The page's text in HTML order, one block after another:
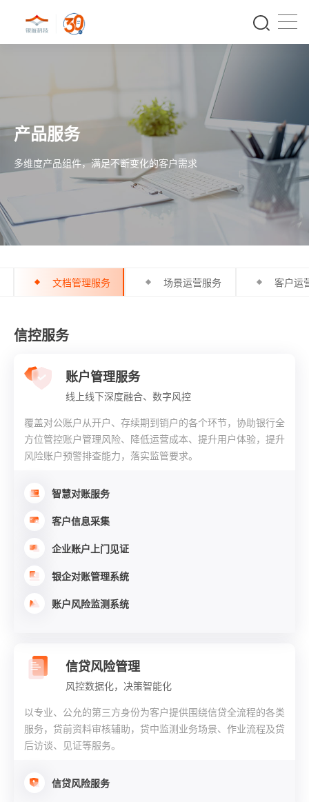
产品服务
多维度产品组件，满足不断变化的客户需求
文档管理服务 场景运营服务 客户运
信控服务
账户管理服务
线上线下深度融合、数字风控
覆盖对公账户从开户、存续期到销户的各个环节，协助银行全
方位管控账户管理风险、降低运营成本、提升用户体验，提升
风险账户预警排查能力，落实监管要求。
智慧对账服务
客户信息采集
企业账户上门见证
银企对账管理系统
账户风险监测系统
信贷风险管理
风控数据化，决策智能化
以专业、公允的第三方身份为客户提供围绕信贷全流程的各类
服务，贷前资料审核辅助，贷中监测业务场景、作业流程及贷
后访谈、见证等服务。
信贷风险服务